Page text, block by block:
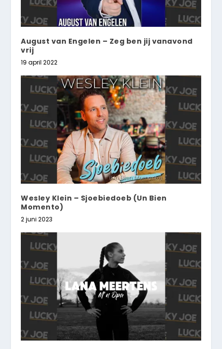
August van Engelen – Zeg ben jij vanavond
vrij
19 april 2022
Wesley Klein – Sjoebiedoeb (Un Bien
Momento)
2 juni 2023